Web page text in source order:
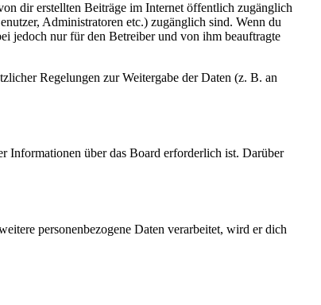
dir erstellten Beiträge im Internet öffentlich zugänglich
Administratoren etc.) zugänglich sind. Wenn du
jedoch nur für den Betreiber und von ihm beauftragte
Regelungen zur Weitergabe der Daten (z. B. an
Informationen über das Board erforderlich ist. Darüber
personenbezogene Daten verarbeitet, wird er dich